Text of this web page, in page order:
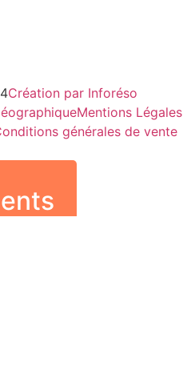
Création par Inforéso
Mentions Légales
générales de vente